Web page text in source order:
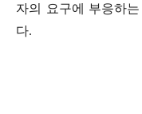
자의 요구에 부응하
다.